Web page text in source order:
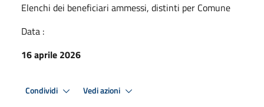
Elenchi dei beneficiari ammessi, distinti per Comune
Data :
16 aprile 2026
Condividi Vedi azioni